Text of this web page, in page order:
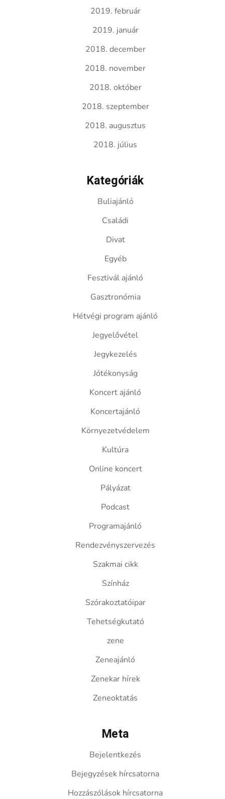
2019. február
2019. január
2018. december
2018. november
2018. október
2018. szeptember
2018. augusztus
2018. július
Kategóriák
Buliajánló
Családi
Divat
Egyéb
Fesztivál ajánló
Gasztronómia
Hétvégi program ajánló
Jegyelővétel
Jegykezelés
Jótékonyság
Koncert ajánló
Koncertajánló
Környezetvédelem
Kultúra
Online koncert
Pályázat
Podcast
Programajánló
Rendezvényszervezés
Szakmai cikk
Színház
Szórakoztatóipar
Tehetségkutató
zene
Zeneajánló
Zenekar hírek
Zeneoktatás
Meta
Bejelentkezés
Bejegyzések hírcsatorna
Hozzászólások hírcsatorna